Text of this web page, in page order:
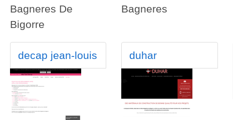
Bagneres De
Bigorre
Bagneres
decap jean-louis duhar